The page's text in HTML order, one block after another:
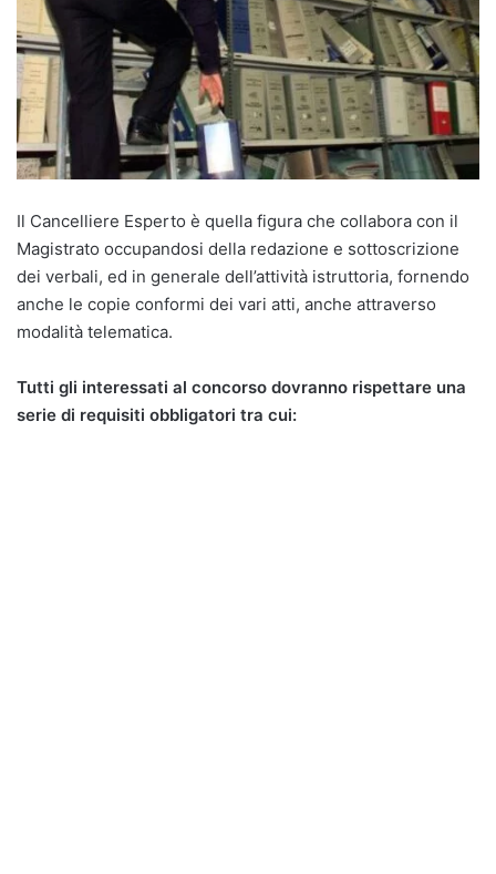
Il Cancelliere Esperto è quella figura che collabora con il
Magistrato occupandosi della redazione e sottoscrizione
dei verbali, ed in generale dell’attività istruttoria, fornendo
anche le copie conformi dei vari atti, anche attraverso
modalità telematica.
Tutti gli interessati al concorso dovranno rispettare una
serie di requisiti obbligatori tra cui: